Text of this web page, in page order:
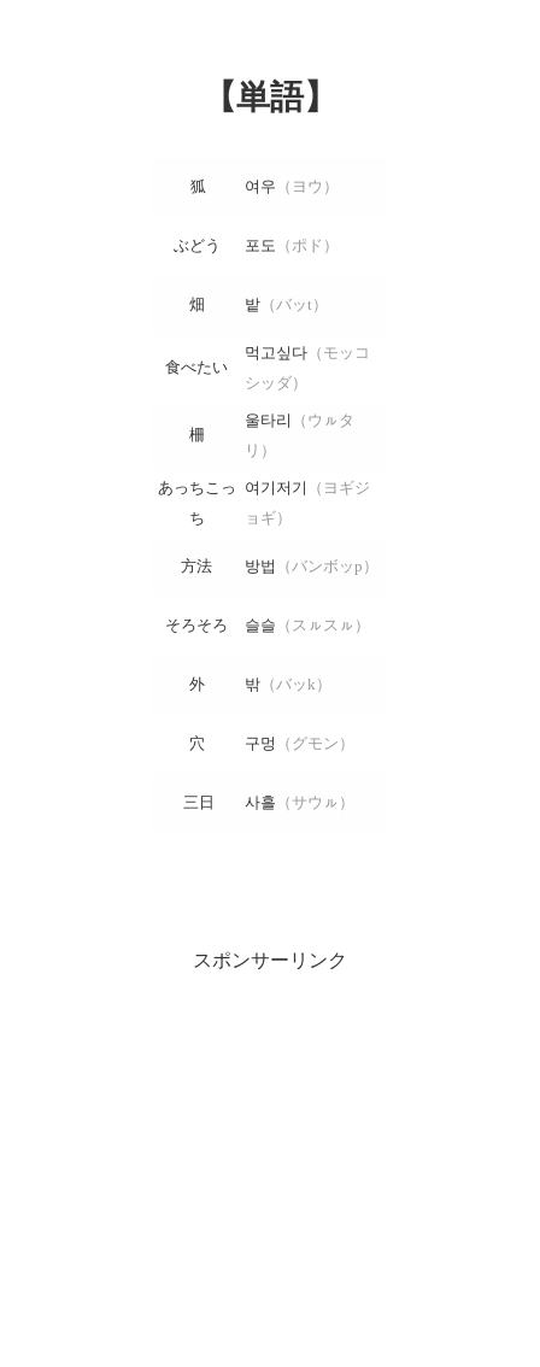
【単語】
狐 여우 （ヨウ）
ぶどう 포도 （ポド）
畑 밭 （バッt）
食べたい
먹고싶다 （モッコ
シッダ）
柵
울타리
（ウㇽタ
リ）
あっちこっ
ち
여기저기
（ヨギジ
ョギ）
方法 방법 （バンボッp）
そろそろ 슬슬 （スㇽスㇽ）
外 밖 （バッk）
穴 구멍 （グモン）
三日 사흘 （サウㇽ）
スポンサーリンク